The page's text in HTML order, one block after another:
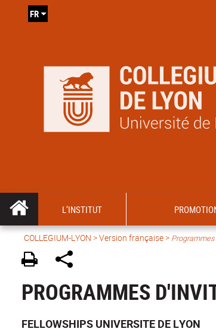
FR
L’INSTITUT
COLLEGIUM-LYON >Version française>
PROGRAMMES
FELLOWSHIPS UNIVERSITE DE LYON